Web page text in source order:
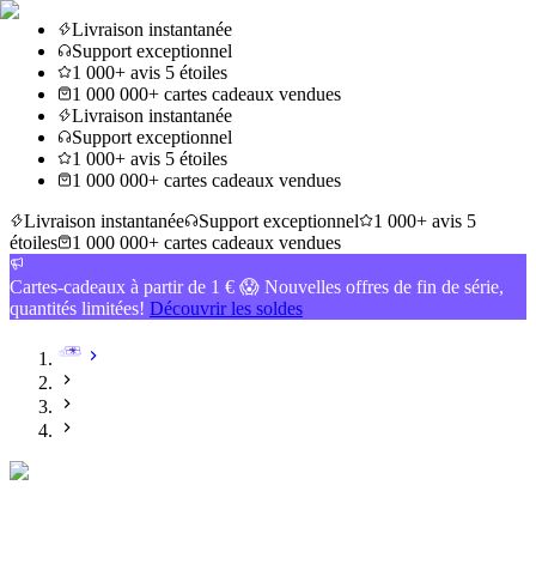
Livraison instantanée
Support exceptionnel
1 000+ avis 5 étoiles
1 000 000+ cartes cadeaux vendues
Livraison instantanée
Support exceptionnel
1 000+ avis 5 étoiles
1 000 000+ cartes cadeaux vendues
Livraison instantanée
Support exceptionnel
1 000+ avis 5
étoiles
1 000 000+ cartes cadeaux vendues
Cartes-cadeaux à partir de 1 € 😱 Nouvelles offres de fin de série,
quantités limitées! Découvrir les soldes